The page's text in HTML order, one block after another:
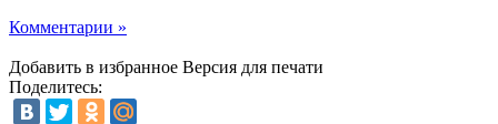
Комментарии »
Добавить в избранное Версия для печати
Поделитесь: